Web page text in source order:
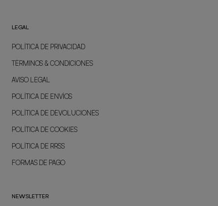
LEGAL
POLÍTICA DE PRIVACIDAD
TÉRMINOS & CONDICIONES
AVISO LEGAL
POLÍTICA DE ENVÍOS
POLÍTICA DE DEVOLUCIONES
POLÍTICA DE COOKIES
POLÍTICA DE RRSS
FORMAS DE PAGO
NEWSLETTER